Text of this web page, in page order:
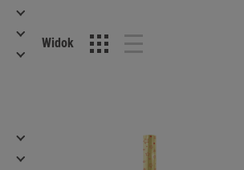
Widok